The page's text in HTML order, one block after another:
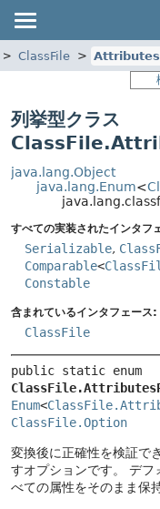
ClassFile
列挙型クラス
java.lang.Object
java.lang.Enum<
すべての実装されたインタフ
Serializable,
Comparable<
Constable
含まれているインタフェース:
ClassFile
Enum<
ClassFile.Option
変換後に正確性を検証で
すオプションです。
デフ
べての属性をそのまま保